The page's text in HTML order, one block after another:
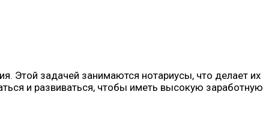
Этой задачей занимаются нотариусы, что делает их
и развиваться, чтобы иметь высокую заработную